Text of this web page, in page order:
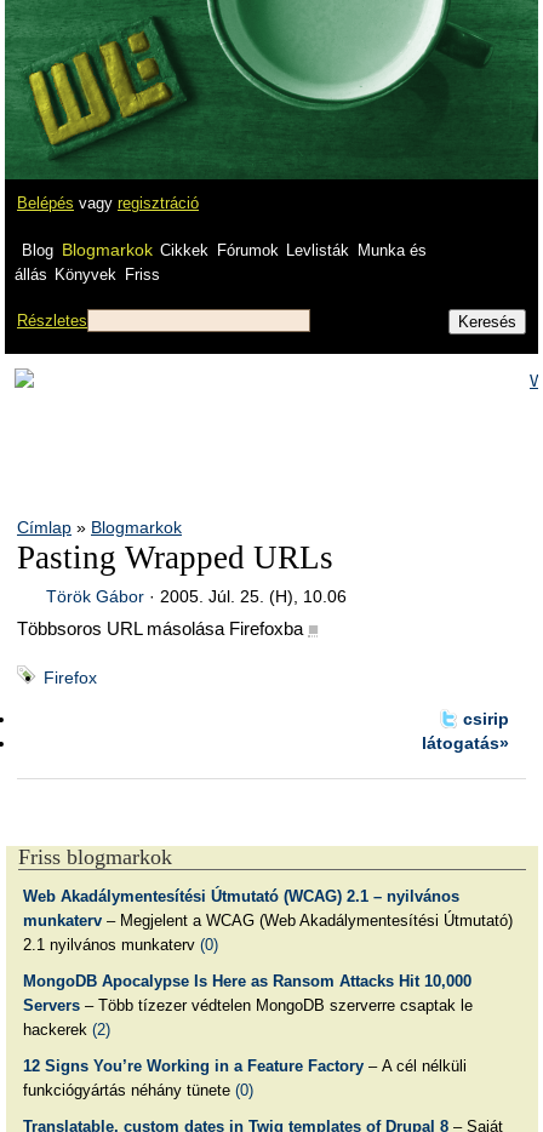
Belépés vagy regisztráció
Blog Blogmarkok Cikkek Fórumok Levlisták
Munka és
állás Könyvek Friss
Részletes
Címlap » Blogmarkok
Pasting Wrapped URLs
Török Gábor· 2005. Júl. 25. (H), 10.06
Többsoros URL másolása Firefoxba ■
Firefox
csirip
látogatás»
Friss blogmarkok
Web Akadálymentesítési Útmutató (WCAG) 2.1 – nyilvános
munkaterv– Megjelent a WCAG (Web Akadálymentesítési Útmutató)
2.1 nyilvános munkaterv (0)
MongoDB Apocalypse Is Here as Ransom Attacks Hit 10,000
Servers– Több tízezer védtelen MongoDB szerverre csaptak le
hackerek (2)
12 Signs You’re Working in a Feature Factory– A cél nélküli
funkciógyártás néhány tünete (0)
Translatable, custom dates in Twig templates of Drupal 8– Saját